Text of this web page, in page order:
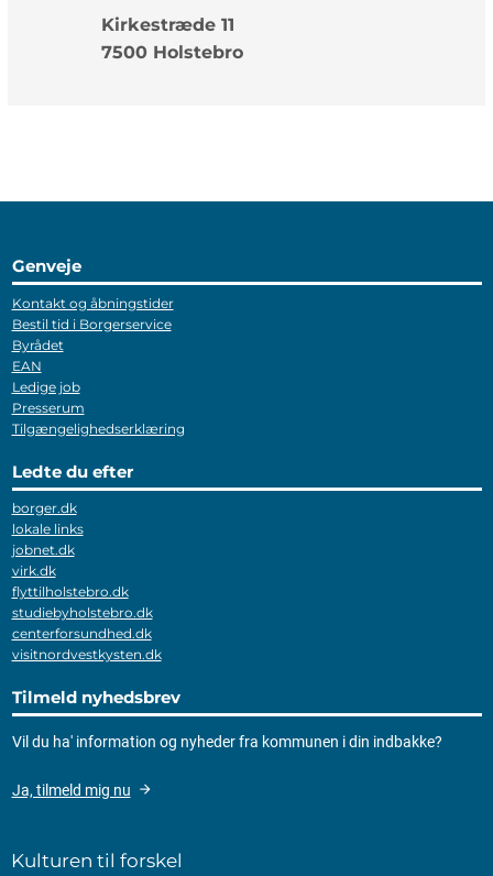
Kirkestræde 11
7500 Holstebro
Genveje
Kontakt og åbningstider
Bestil tid i Borgerservice
Byrådet
EAN
Ledige job
Presserum
Tilgængelighedserklæring
Ledte du efter
borger.dk
lokale links
jobnet.dk
virk.dk
flyttilholstebro.dk
studiebyholstebro.dk
centerforsundhed.dk
visitnordvestkysten.dk
Tilmeld nyhedsbrev
Vil du ha' information og nyheder fra kommunen i din indbakke?
Ja, tilmeld mig nu
Kulturen til forskel